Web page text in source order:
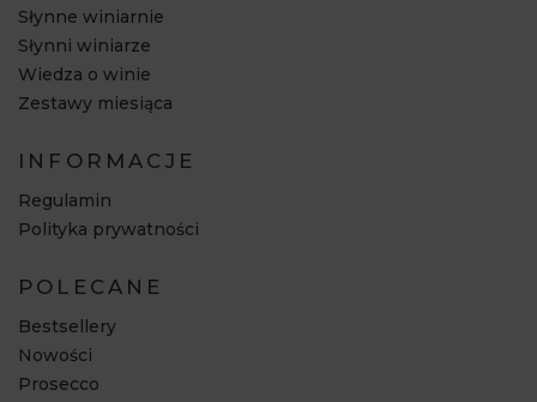
Słynne winiarnie
Słynni winiarze
Wiedza o winie
Zestawy miesiąca
INFORMACJE
Regulamin
Polityka prywatności
POLECANE
Bestsellery
Nowości
Prosecco